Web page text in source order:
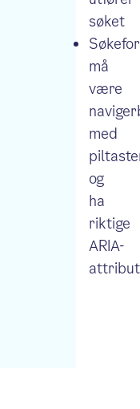
søket
må
være
med
og
ha
riktige
ARIA-